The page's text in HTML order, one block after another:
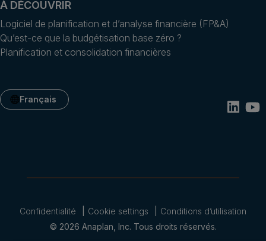
À DÉCOUVRIR
Logiciel de planification et d’analyse financière (FP&A)
Qu’est-ce que la budgétisation base zéro ?
Planification et consolidation financières
Français
© 2026 Anaplan, Inc. Tous droits réservés.
Confidentialité Cookie settings Conditions d’utilisation